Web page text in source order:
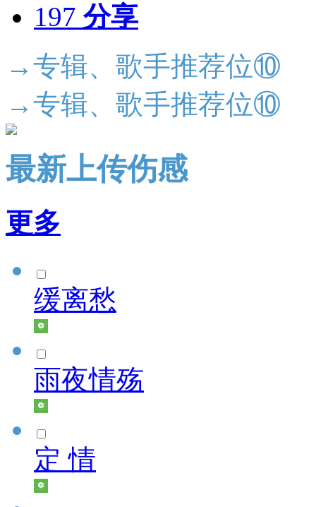
197 分享
→专辑、歌手推荐位⑩
→专辑、歌手推荐位⑩
最新上传伤感
更多
缓离愁
雨夜情殇
定 情